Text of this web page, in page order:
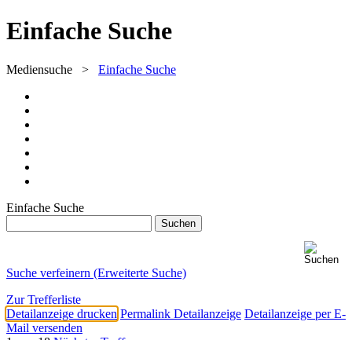
Einfache Suche
Mediensuche > Einfache Suche
Einfache Suche
Suche verfeinern (Erweiterte Suche)
Zur Trefferliste
Detailanzeige drucken Permalink Detailanzeige Detailanzeige per E-
Mail versenden